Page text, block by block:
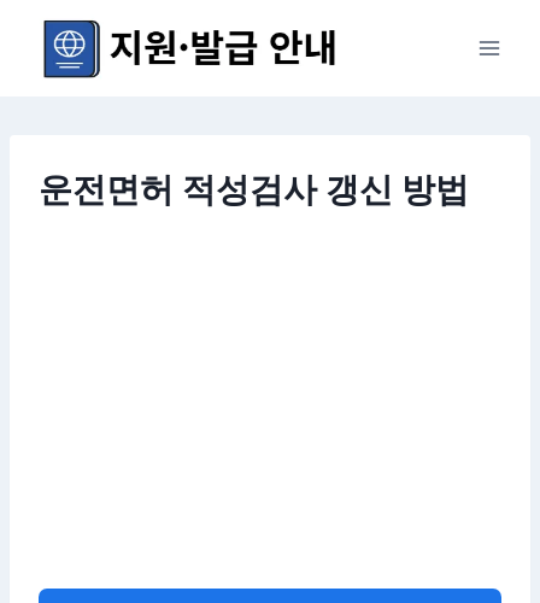
content
운전면허 적성검사 갱신 방법